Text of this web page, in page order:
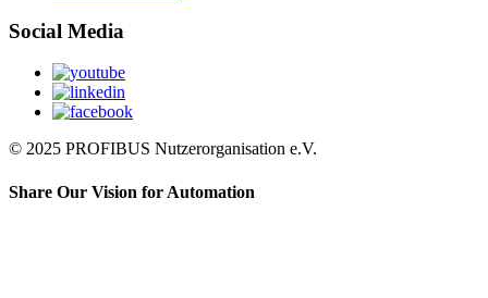
Social Media
© 2025 PROFIBUS Nutzerorganisation e.V.
Share Our Vision for Automation